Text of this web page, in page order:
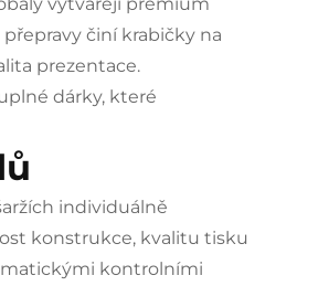
činí krabičky na
prezentace.
dárky, které
individuálně
konstrukce, kvalitu tisku
kontrolními